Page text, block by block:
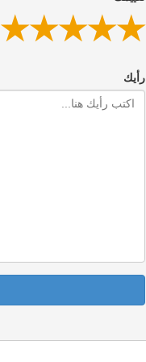
★
★
★★
★
★ ★
★
★
★ ★
★
★
★
★
رأيك